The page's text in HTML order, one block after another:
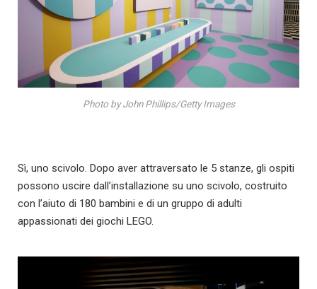
Photo by John Phillips/Getty Images
Sì, uno scivolo. Dopo aver attraversato le 5 stanze, gli ospiti
possono uscire dall’installazione su uno scivolo, costruito
con l’aiuto di 180 bambini e di un gruppo di adulti
appassionati dei giochi LEGO.